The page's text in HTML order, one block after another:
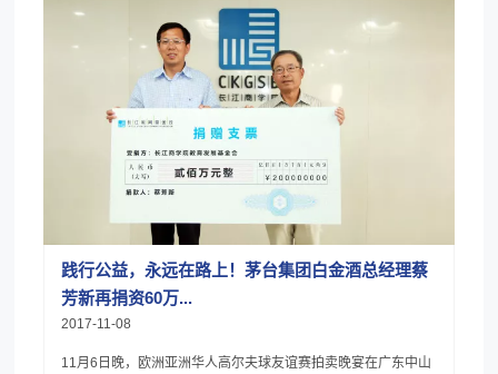
践行公益，永远在路上！茅台集团白金酒总经理蔡
芳新再捐资60万...
2017-11-08
11月6日晚，欧洲亚洲华人高尔夫球友谊赛拍卖晚宴在广东中山